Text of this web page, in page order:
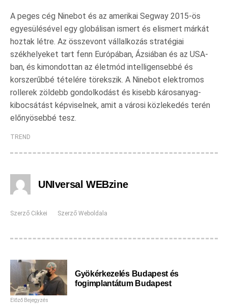
A peges cég Ninebot és az amerikai Segway 2015-ös
egyesülésével egy globálisan ismert és elismert márkát
hoztak létre. Az összevont vállalkozás stratégiai
székhelyeket tart fenn Európában, Ázsiában és az USA-
ban, és kimondottan az életmód intelligensebbé és
korszerűbbé tételére törekszik. A Ninebot elektromos
rollerek zöldebb gondolkodást és kisebb károsanyag-
kibocsátást képviselnek, amit a városi közlekedés terén
előnyösebbé tesz.
TREND
UNIversal WEBzine
Szerző Cikkei Szerző Weboldala
Gyökérkezelés Budapest és
fogimplantátum Budapest
Előző Bejegyzés